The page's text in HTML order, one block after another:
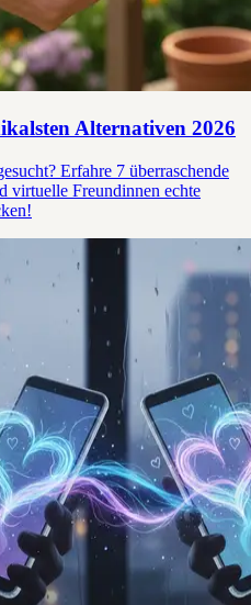
Alternativen 2026
Erfahre 7 überraschende
virtuelle Freundinnen echte